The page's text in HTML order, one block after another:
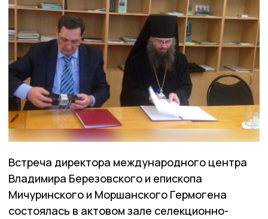
Встреча директора международного центра
Владимира Березовского и епископа
Мичуринского и Моршанского Гермогена
состоялась в актовом зале селекционно-